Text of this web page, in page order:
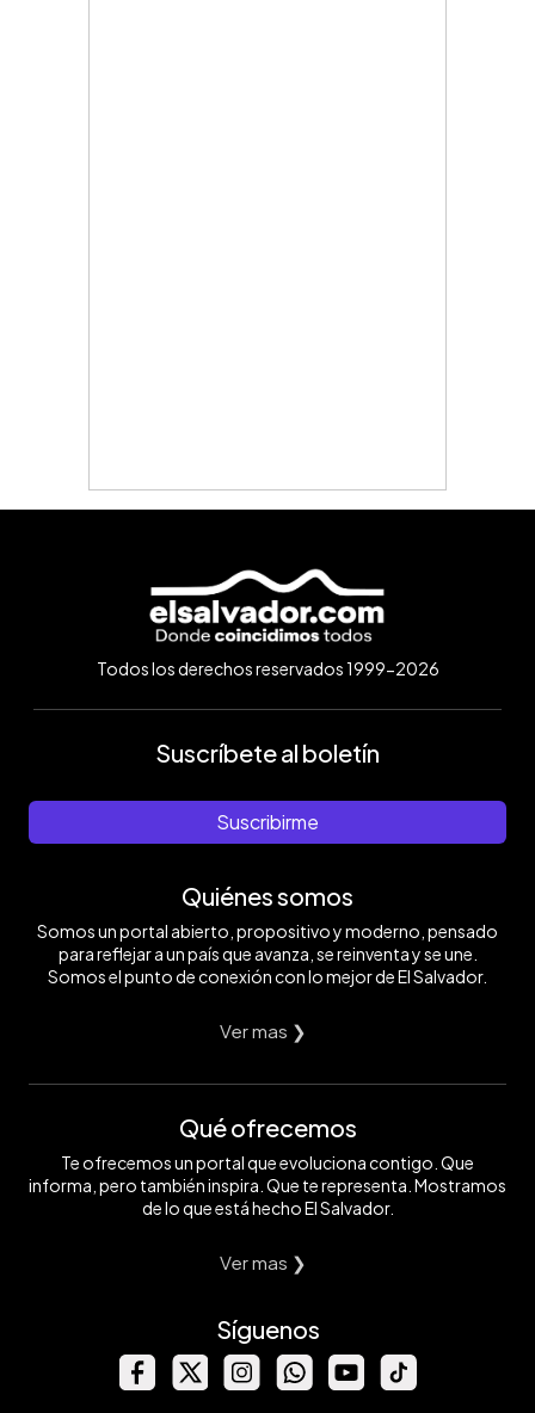
Todos los derechos reservados 1999-2026
Suscríbete al boletín
Suscribirme
Quiénes somos
Somos un portal abierto, propositivo y moderno, pensado
para reflejar a un país que avanza, se reinventa y se une.
Somos el punto de conexión con lo mejor de El Salvador.
Ver mas ❯
Qué ofrecemos
Te ofrecemos un portal que evoluciona contigo. Que
informa, pero también inspira. Que te representa. Mostramos
de lo que está hecho El Salvador.
Ver mas ❯
Síguenos